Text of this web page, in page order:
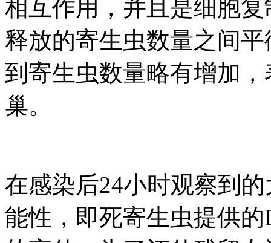
相互作用，并且是细胞
释放的寄生虫数量之间
到寄生虫数量略有增加
巢。
在感染后24小时观察到
能性，即死寄生虫提供